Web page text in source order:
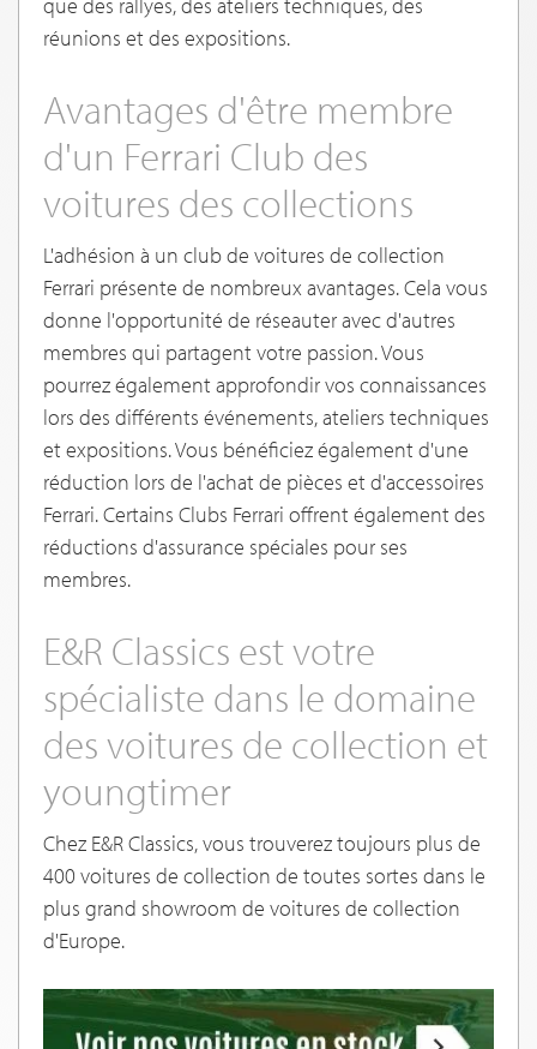
réunions et des expositions.
Avantages d'être membre
d'un Ferrari Club des
voitures des collections
L'adhésion à un club de voitures de collection
Ferrari présente de nombreux avantages. Cela vous
donne l'opportunité de réseauter avec d'autres
membres qui partagent votre passion. Vous
pourrez également approfondir vos connaissances
lors des différents événements, ateliers techniques
et expositions. Vous bénéficiez également d'une
réduction lors de l'achat de pièces et d'accessoires
Ferrari. Certains Clubs Ferrari offrent également des
réductions d'assurance spéciales pour ses
membres.
E&R Classics est votre
spécialiste dans le domaine
des voitures de collection et
youngtimer
Chez E&R Classics, vous trouverez toujours plus de
400 voitures de collection de toutes sortes dans le
plus grand showroom de voitures de collection
d'Europe.